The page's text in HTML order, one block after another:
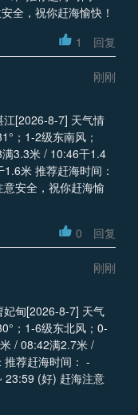
全，祝你赶海愉快！
1 回复
刚刚
江[2026-8-7] 天气情
；1-2级东南风；
3.3米 / 10:46干1.4
米 推荐赶海时间：
安全，祝你赶海愉
0 回复
刚刚
妃甸[2026-8-7] 天气
；1-6级东北风；0-
/ 08:42满2.7米 /
荐赶海时间： -
(好) 赶海注意